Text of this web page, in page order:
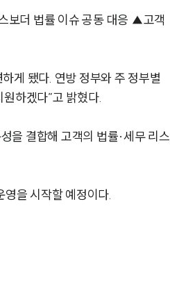
그룹소개
오시는 길
글로벌 파트너 로펌
보더 법률 이슈 공동 대응 ▲고객
게 됐다. 연방 정부와 주 정부별
하겠다”고 밝혔다.
을 결합해 고객의 법률·세무 리스
을 시작할 예정이다.